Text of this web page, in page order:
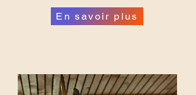
En savoir plus